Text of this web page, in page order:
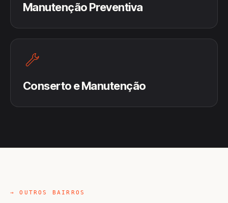
Manutenção Preventiva
Conserto e Manutenção
→ OUTROS BAIRROS